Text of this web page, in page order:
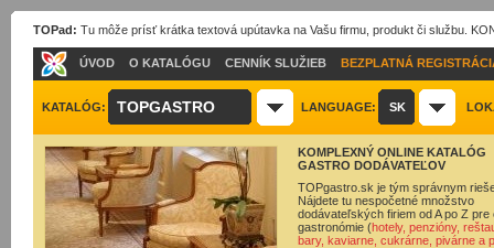
TOPad: Tu môže prísť krátka textová upútavka na Vašu firmu, produkt či službu.
ÚVOD O KATALÓGU CENNÍK SLUŽIEB BEZPLATNÁ
KATALÓG: TOPGASTRO LANGUAGE: SK
KOMPLEXNÝ ONLINE KATALÓG
GASTRO DODÁVATEĽOV
TOPgastro.sk je tým správnym
Nájdete tu nespočetné množstvo
dodávateľských firiem od A po Z pre
gastronómie (hotely, penzióny,
bary, kaviarne, cukrárne, pivárne a